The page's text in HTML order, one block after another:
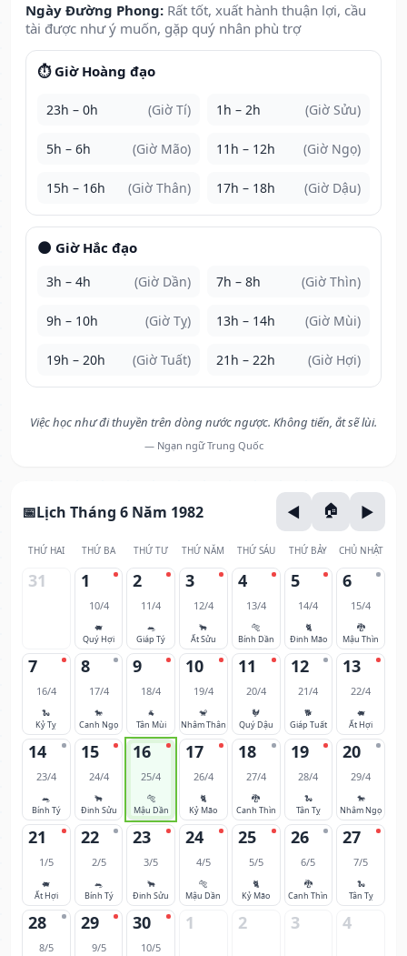
Ngày Đường Phong: Rất tốt, xuất hành thuận lợi, cầu
tài được như ý muốn, gặp quý nhân phù trợ
⏱️ Giờ Hoàng đạo
23h – 0h (Giờ Tí) 1h – 2h (Giờ Sửu)
5h – 6h (Giờ Mão) 11h – 12h (Giờ Ngọ)
15h – 16h (Giờ Thân) 17h – 18h (Giờ Dậu)
🌑 Giờ Hắc đạo
3h – 4h (Giờ Dần) 7h – 8h (Giờ Thìn)
9h – 10h (Giờ Tỵ) 13h – 14h (Giờ Mùi)
19h – 20h (Giờ Tuất) 21h – 22h (Giờ Hợi)
Việc học như đi thuyền trên dòng nước ngược. Không tiến, ắt sẽ lùi.
— Ngạn ngữ Trung Quốc
Lịch Tháng 6 Năm 1982
THỨ HAI THỨ BA THỨ TƯ THỨ NĂM THỨ SÁU THỨ BẢY CHỦ NHẬT
31 1
10/4
🐖
Quý Hợi
2
11/4
🐀
Giáp Tý
3
12/4
🐂
Ất Sửu
4
13/4
🐅
Bính Dần
5
14/4
🐈
Đinh Mão
6
15/4
🐉
Mậu Thìn
7
16/4
🐍
Kỷ Tỵ
8
17/4
🐎
Canh Ngọ
9
18/4
🐐
Tân Mùi
10
19/4
🐒
Nhâm Thân
11
20/4
🐓
Quý Dậu
12
21/4
🐕
Giáp Tuất
13
22/4
🐖
Ất Hợi
14
23/4
🐀
Bính Tý
15
24/4
🐂
Đinh Sửu
16
25/4
🐅
Mậu Dần
17
26/4
🐈
Kỷ Mão
18
27/4
🐉
Canh Thìn
19
28/4
🐍
Tân Tỵ
20
29/4
🐎
Nhâm Ngọ
21
1/5
🐖
Ất Hợi
22
2/5
🐀
Bính Tý
23
3/5
🐂
Đinh Sửu
24
4/5
🐅
Mậu Dần
25
5/5
🐈
Kỷ Mão
26
6/5
🐉
Canh Thìn
27
7/5
🐍
Tân Tỵ
28
8/5
29
9/5
30
10/5
1 2 3 4